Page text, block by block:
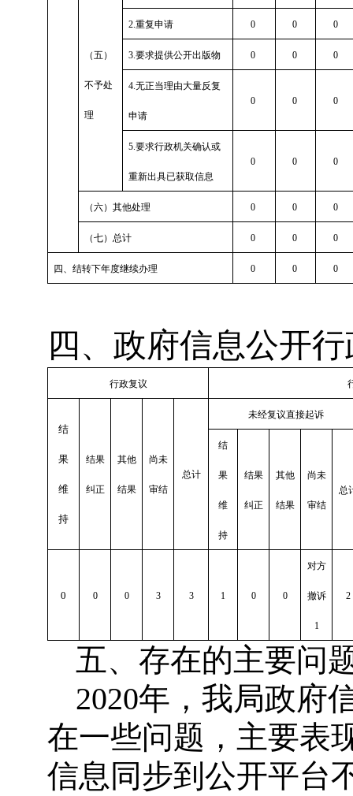
（五）
不予处
理
2.重复申请 0 0 0
3.要求提供公开出版物 0 0 0
4.无正当理由大量反复
申请
0 0 0
5.要求行政机关确认或
重新出具已获取信息
0 0 0
（六）其他处理 0 0 0
（七）总计 0 0 0
四、结转下年度继续办理 0 0 0
四、政府信息公开
行政复议
结
果
维
持
结果
纠正
其他
结果
尚未
审结
总计
未经复议直接起诉
结
果
维
持
结果
纠正
其他
结果
尚未
审结
总
0 0 0 3 3 1 0 0
对方
撤诉
1
2
五、存在的主要问
2020年，我局政府
在一些问题，主要表
信息同步到公开平台